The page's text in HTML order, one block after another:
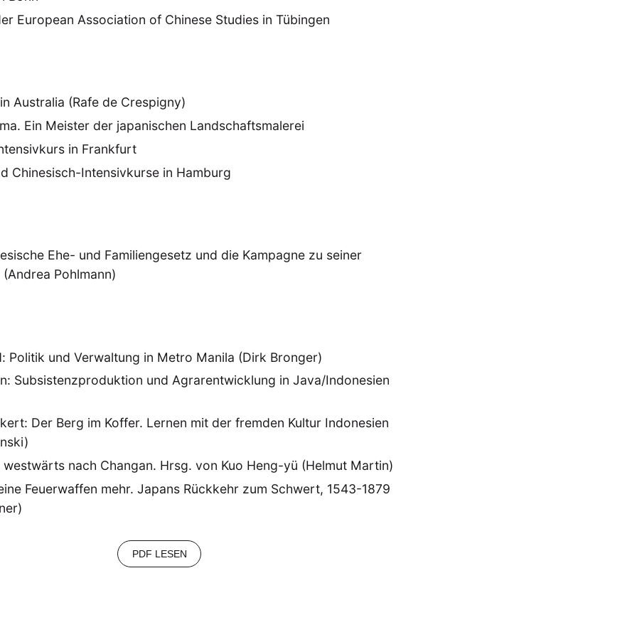
European Association of Chinese Studies in Tübingen
Australia (Rafe de Crespigny)
Ein Meister der japanischen Landschaftsmalerei
in Frankfurt
Chinesisch-Intensivkurse in Hamburg
Ehe- und Familiengesetz und die Kampagne zu seiner
Pohlmann)
Politik und Verwaltung in Metro Manila (Dirk Bronger)
Subsistenzproduktion und Agrarentwicklung in Java/Indonesien
Der Berg im Koffer. Lernen mit der fremden Kultur Indonesien
westwärts nach Changan. Hrsg. von Kuo Heng-yü (Helmut Martin)
Feuerwaffen mehr. Japans Rückkehr zum Schwert, 1543-1879
PDF LESEN